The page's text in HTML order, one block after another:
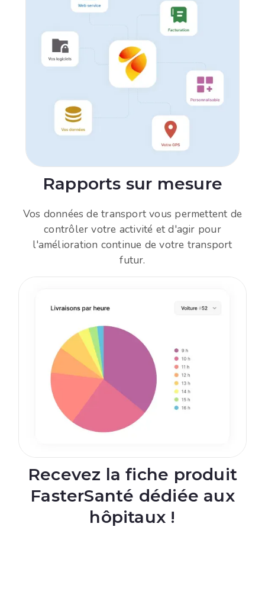
Rapports sur mesure
Vos données de transport vous permettent de
contrôler votre activité et d'agir pour
l'amélioration continue de votre transport
futur.
Recevez la fiche produit
FasterSanté dédiée aux
hôpitaux !